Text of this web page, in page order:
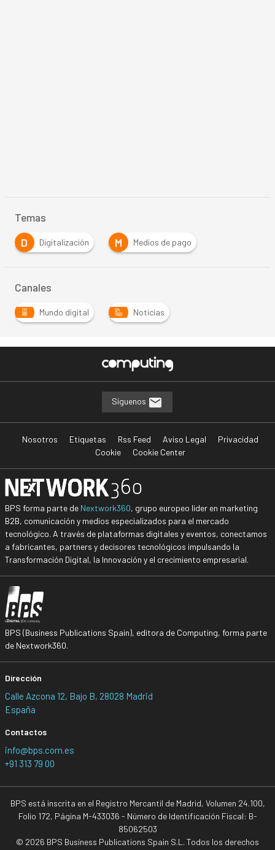
Temas
D
Digitalización M Medios de pago
Canales
Mundo digital Noticias
Síguenos
Nosotros Etiquetas Rss Feed Aviso Legal
Privacidad
Cookie
Cookie Center
BPS forma parte de Nextwork360, grupo europeo líder en marketing
B2B, comunicación y medios especializados para el mercado
tecnológico. A través de plataformas digitales y eventos, conectamos
a fabricantes, partners y decisores tecnológicos impulsando la
Transformación Digital, la Innovación y el crecimiento empresarial.
BPS (Business Publications Spain), editora de Computing, forma parte
de Nextwork360.
Dirección
Calle Azcona 12, Bajo B, 28028 Madrid
España
Contactos
info@bps.com.es
+91 313 79 00
BPS está inscrita en el Registro Mercantil de Madrid, Volumen 24.100,
Folio 172, Página M-433036 - Número de Identificación Fiscal: B-
85062503
© 2026 BPS Business Publications Spain S.L. Todos los derechos